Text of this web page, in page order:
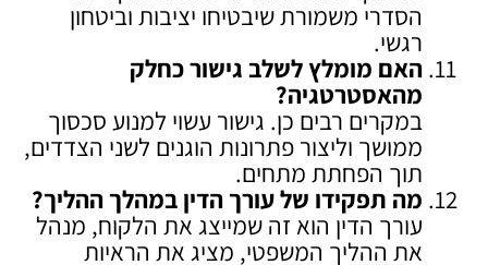
הסדרי משמורת שיבטיחו יציבות וביטחון
רגשי.
האם מומלץ לשלב גישור כחלק
מהאסטרטגיה?
במקרים רבים כן. גישור עשוי למנוע סכסוך
ממושך וליצור פתרונות הוגנים לשני הצדדים,
תוך הפחתת מתחים.
מה תפקידו של עורך הדין במהלך ההליך?
עורך הדין הוא זה שמייצג את הלקוח, מנהל
את ההליך המשפטי, מציג את הראיות